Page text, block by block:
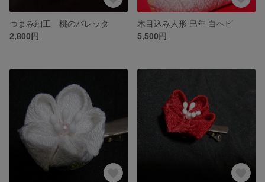
つまみ細工 桃のバレッタ
2,800円
木目込み人形 巳年 白ヘビ
5,500円